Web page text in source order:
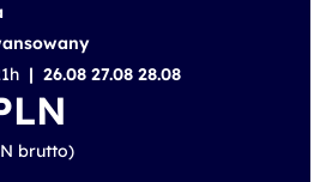
| 26.08 27.08 28.08
brutto)